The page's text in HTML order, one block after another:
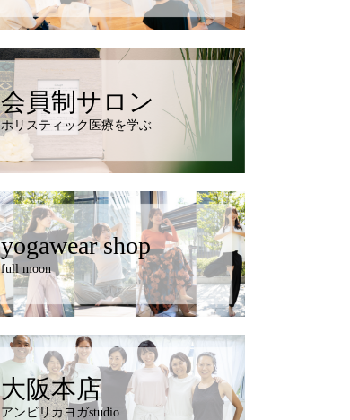
会員制サロン
ホリスティック医療を学ぶ
yogawear shop
full moon
大阪本店
アンビリカヨガstudio